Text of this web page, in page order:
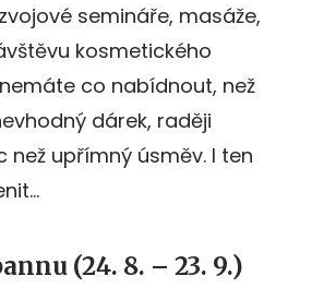
semináře, masáže,
kosmetického
co nabídnout, než
dárek, raději
než upřímný úsměv. I ten
(24. 8. – 23. 9.)